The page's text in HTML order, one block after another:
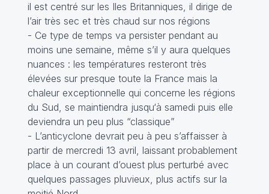
il est centré sur les Iles Britanniques, il dirige de
l’air très sec et très chaud sur nos régions
- Ce type de temps va persister pendant au
moins une semaine, même s’il y aura quelques
nuances : les températures resteront très
élevées sur presque toute la France mais la
chaleur exceptionnelle qui concerne les régions
du Sud, se maintiendra jusqu‘à samedi puis elle
deviendra un peu plus “classique”
- L’anticyclone devrait peu à peu s’affaisser à
partir de mercredi 13 avril, laissant probablement
place à un courant d’ouest plus perturbé avec
quelques passages pluvieux, plus actifs sur la